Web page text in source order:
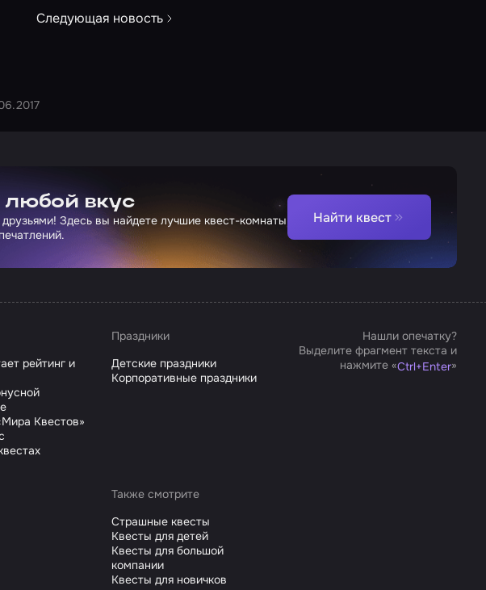
Следующая новость
любой вкус
Здесь вы найдете лучшие квест-комнаты
Найти квест
рейтинг и
Квестов»
Праздники
Детские праздники
Корпоративные праздники
Также смотрите
Страшные квесты
Квесты для детей
Квесты для большой
компании
Квесты для новичков
Нашли опечатку?
Выделите фрагмент текста и
нажмите «Ctrl+Enter»